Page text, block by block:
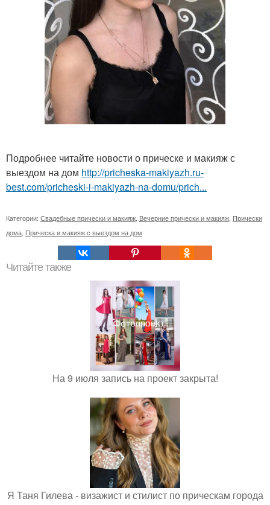
Подробнее читайте новости о прическе и макияж с
выездом на дом http://pricheska-makiyazh.ru-
best.com/pricheski-i-makiyazh-na-domu/prich...
Категории: Свадебные прически и макияж Вечерние прически и макияж Прически
дома Прическа и макияж с выездом на дом
Читайте также
На 9 июля запись на проект закрыта!
Я Таня Гилева - визажист и стилист по прическам города